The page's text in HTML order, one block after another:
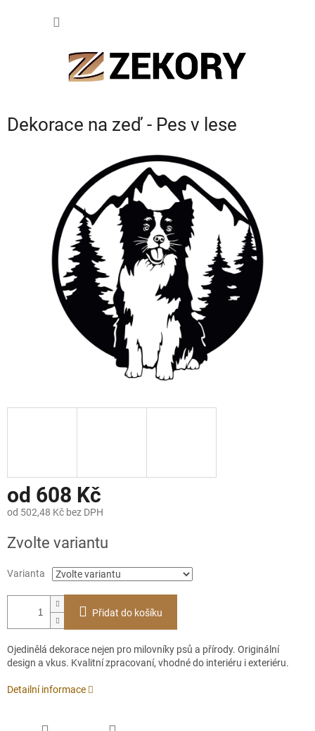
Dekorace na zeď - Pes v lese
od 608 Kč
od 502,48 Kč bez DPH
cena:
Zvolte variantu
Varianta
Přidat do košíku
Ojedinělá dekorace nejen pro milovníky psů a přírody. Originální
design a vkus. Kvalitní zpracovaní, vhodné do interiéru i exteriéru.
Detailní informace